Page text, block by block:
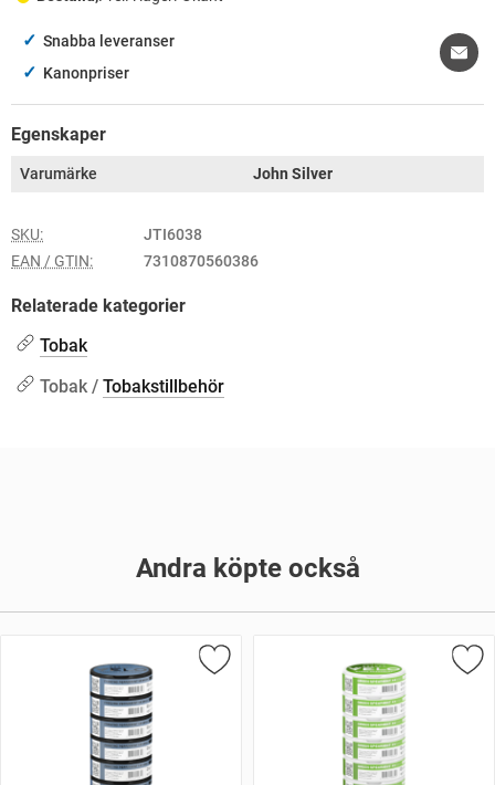
✓ Snabba leveranser
✓ Kanonpriser
Egenskaper
Varumärke John Silver
SKU:
JTI6038
EAN / GTIN:
7310870560386
Relaterade kategorier
Tobak
Tobak / Tobakstillbehör
Andra köpte också